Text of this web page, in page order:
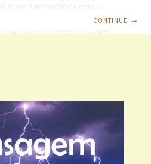
grande importância para a
nuclear. Usina Nuclear para
sondas espaciais para
artificiais, aceleradores
CONTINUE →